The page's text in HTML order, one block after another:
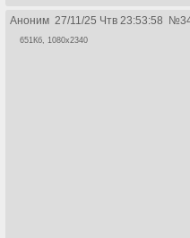
Аноним 27/11/25 Чтв 23:53:58 №
651Кб, 1080x2340